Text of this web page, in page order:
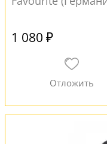
1 080 ₽